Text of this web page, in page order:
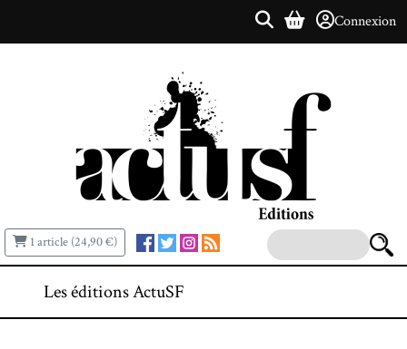
Connexion
1 article (24,90 €)
Les éditions ActuSF